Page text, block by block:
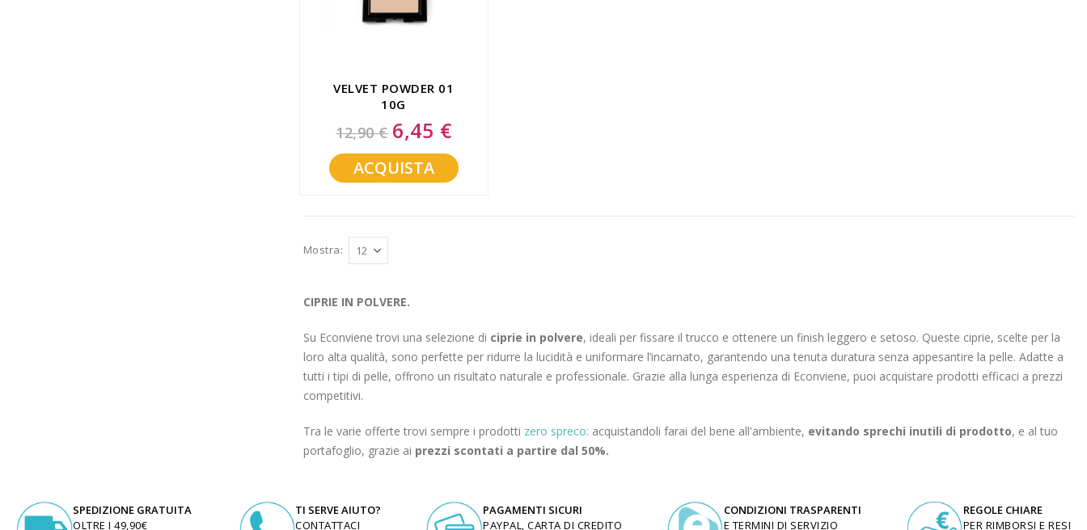
VELVET POWDER 01
10G
12,90 € Special
Price
6,45 €
ACQUISTA
Mostra
CIPRIE IN POLVERE.
Su Econviene trovi una selezione di ciprie in polvere, ideali per fissare il trucco e ottenere un finish leggero e setoso. Queste ciprie, scelte per la
loro alta qualità, sono perfette per ridurre la lucidità e uniformare l’incarnato, garantendo una tenuta duratura senza appesantire la pelle. Adatte a
tutti i tipi di pelle, offrono un risultato naturale e professionale. Grazie alla lunga esperienza di Econviene, puoi acquistare prodotti efficaci a prezzi
competitivi.
Tra le varie offerte trovi sempre i prodotti zero spreco: acquistandoli farai del bene all'ambiente, evitando sprechi inutili di prodotto, e al tuo
portafoglio, grazie ai prezzi scontati a partire dal 50%.
SPEDIZIONE GRATUITA
OLTRE I 49,90€
TI SERVE AIUTO?
CONTATTACI
PAGAMENTI SICURI
PAYPAL, CARTA DI CREDITO
CONDIZIONI TRASPARENTI
E TERMINI DI SERVIZIO
REGOLE CHIARE
PER RIMBORSI E RESI